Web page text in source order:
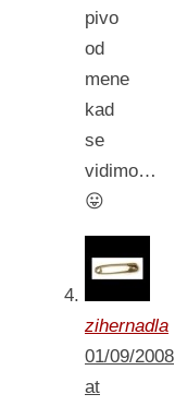
pivo
od
mene
kad
se
vidimo…
😛
zihernadla
01/09/2008
at